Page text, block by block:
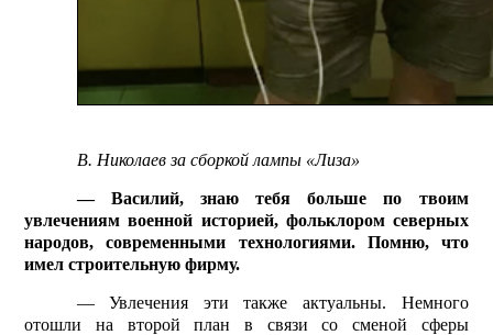
В. Николаев за сборкой лампы «Лиза»
— Василий, знаю тебя больше по твоим
увлечениям военной историей, фольклором северных
народов, современными технологиями. Помню, что
имел строительную фирму.
— Увлечения эти также актуальны. Немного
отошли на второй план в связи со сменой сферы